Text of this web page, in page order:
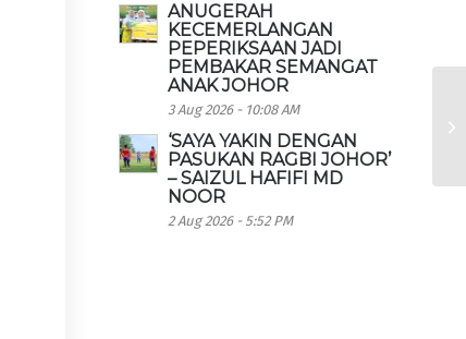
ANUGERAH
KECEMERLANGAN
PEPERIKSAAN JADI
PEMBAKAR SEMANGAT
ANAK JOHOR
3 Aug 2026 - 10:08 AM
‘SAYA YAKIN DENGAN
PASUKAN RAGBI JOHOR’
– SAIZUL HAFIFI MD
NOOR
2 Aug 2026 - 5:52 PM